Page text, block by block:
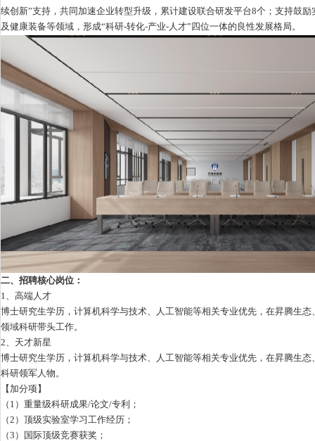
续创新”支持，共同加速企业转型升级，累计建设联合研发平台8个；支持鼓
及健康装备等领域，形成“科研-转化-产业-人才”四位一体的良性发展格局。
二、招聘核心岗位：
1、高端人才
博士研究生学历，计算机科学与技术、人工智能等相关专业优先，在昇腾生
领域科研带头工作。
2、天才新星
博士研究生学历，计算机科学与技术、人工智能等相关专业优先，在昇腾生
科研领军人物。
【加分项】
（1）重量级科研成果/论文/专利；
（2）顶级实验室学习工作经历；
（3）国际顶级竞赛获奖；